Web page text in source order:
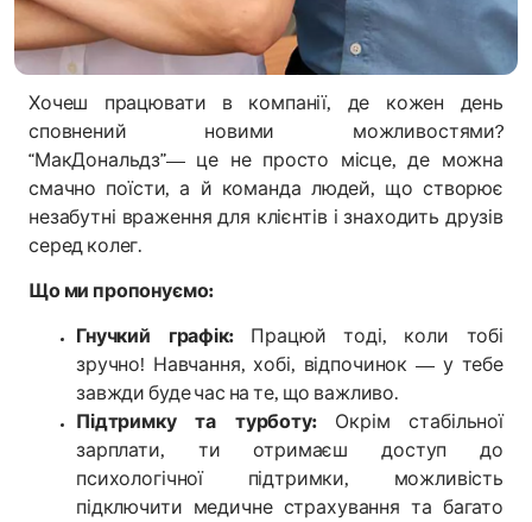
Хочеш працювати в компанії, де кожен день
сповнений новими можливостями?
“МакДональдз”— це не просто місце, де можна
смачно поїсти, а й команда людей, що створює
незабутні враження для клієнтів і знаходить друзів
серед колег.
Що ми пропонуємо:
Гнучкий графік:Працюй тоді, коли тобі
зручно! Навчання, хобі, відпочинок — у тебе
завжди буде час на те, що важливо.
Підтримку та турботу:Окрім стабільної
зарплати, ти отримаєш доступ до
психологічної підтримки, можливість
підключити медичне страхування та багато